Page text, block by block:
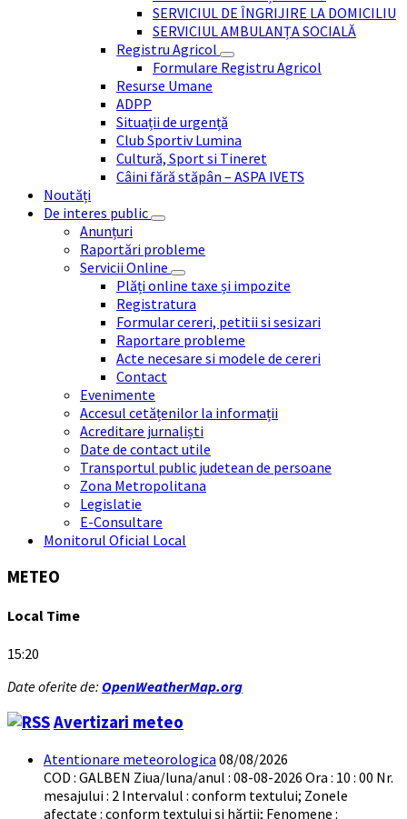
SERVICIUL DE ÎNGRIJIRE LA DOMICILIU
SERVICIUL AMBULANȚA SOCIALĂ
Registru Agricol
Formulare Registru Agricol
Resurse Umane
ADPP
Situații de urgență
Club Sportiv Lumina
Cultură, Sport si Tineret
Câini fără stăpân – ASPA IVETS
Noutăți
De interes public
Anunțuri
Raportări probleme
Servicii Online
Plăți online taxe și impozite
Registratura
Formular cereri, petitii si sesizari
Raportare probleme
Acte necesare si modele de cereri
Contact
Evenimente
Accesul cetățenilor la informații
Acreditare jurnaliști
Date de contact utile
Transportul public judetean de persoane
Zona Metropolitana
Legislatie
E-Consultare
Monitorul Oficial Local
METEO
Local Time
15:20
Date oferite de: OpenWeatherMap.org
Avertizari meteo
Atentionare meteorologica 08/08/2026
COD : GALBEN Ziua/luna/anul : 08-08-2026 Ora : 10 : 00 Nr.
mesajului : 2 Intervalul : conform textului; Zonele
afectate : conform textului și hărții; Fenomene :